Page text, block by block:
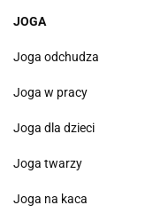
JOGA
Joga odchudza
Joga w pracy
Joga dla dzieci
Joga twarzy
Joga na kaca